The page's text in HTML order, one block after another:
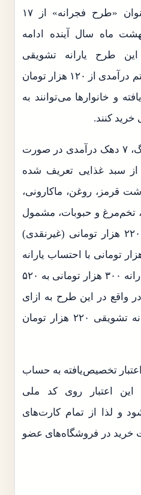
کالابرگ الکترونیکی تحت عنوان «طرح فجرانه» از ۱۷
ماه سال آینده ادامه
طرح یارانه تشویقی
خانوارهای دهک‌های اول تا هفتم درآمدی از ۱۲۰ هزار تومان
یافته و خانوارها می‌توانند به
خرید کنند.
بر اساس طرح فجرانه کالابرگ، ۷ دهک درآمدی در صورت
از سبد غذایی تعریف شده
قرمز، روغن، ماکارونی،
تخم‌مرغ و حبوبات، مشمول
بهره‌مندی از یارانه مضاعف ۲۲۰ هزار تومانی (غیرنقدی)
که مبلغ یارانه ۴۰۰ هزار تومانی با احتساب یارانه
مضاعف، ۶۲۰ هزار تومان و یارانه ۳۰۰ هزار تومانی به ۵۲۰
واقع در این طرح به ازای
هر یک از اعضای خانوار یارانه تشویقی ۲۲۰ هزار تومان
تخصیص‌یافته به حساب
این اعتبار روی کد ملی
و لذا از تمام کارت‌های
خرید در فروشگاه‌های عضو